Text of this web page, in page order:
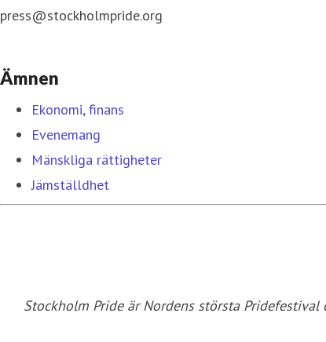
press@stockholmpride.org
Ämnen
Ekonomi, finans
Evenemang
Mänskliga rättigheter
Jämställdhet
Stockholm Pride är Nordens största